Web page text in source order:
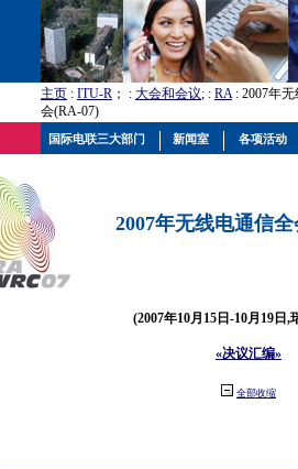
主页 : ITU-R ； : 大会和会议; : RA: 2007年
会(RA-07)
2007年无线电通信
(2007年10月15日-10月19日,
«决议汇编»
全部收缩
国际电联三大部门 新闻室 各项活动